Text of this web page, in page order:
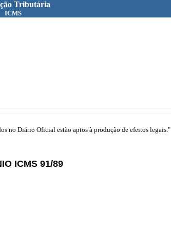
Tributária
ICMS
no Diário Oficial estão aptos à produção de efeitos legais."
ICMS 91/89